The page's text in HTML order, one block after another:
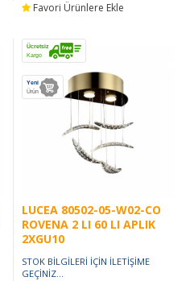
Favori Ürünlere Ekle
Ücretsiz
Kargo
Yeni
Ürün
LUCEA 80502-05-W02-CO
ROVENA 2 LI 60 LI APLIK
2XGU10
STOK BİLGİLERİ İÇİN İLETİŞİME
GEÇİNİZ...